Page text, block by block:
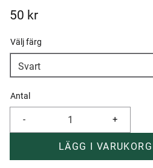
50 kr
Välj färg
Antal
+
-